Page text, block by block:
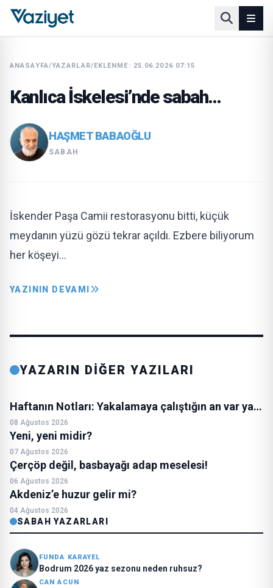
ANASAYFA/YAZARLAR/EKLENME: 25.06.2026 07:15
Kanlıca İskelesi’nde sabah…
HAŞMET BABAOĞLU
SABAH
İskender Paşa Camii restorasyonu bitti, küçük
meydanın yüzü gözü tekrar açıldı. Ezbere biliyorum
her köşeyi…
YAZININ DEVAMI
YAZARIN DİĞER YAZILARI
Haftanın Notları: Yakalamaya çalıştığın an var ya…
08 Ağustos 2026
Yeni, yeni midir?
07 Ağustos 2026
Çerçöp değil, basbayağı adap meselesi!
06 Ağustos 2026
Akdeniz’e huzur gelir mi?
04 Ağustos 2026
SABAH YAZARLARI
FUNDA KARAYEL
Bodrum 2026 yaz sezonu neden ruhsuz?
CAN ACUN